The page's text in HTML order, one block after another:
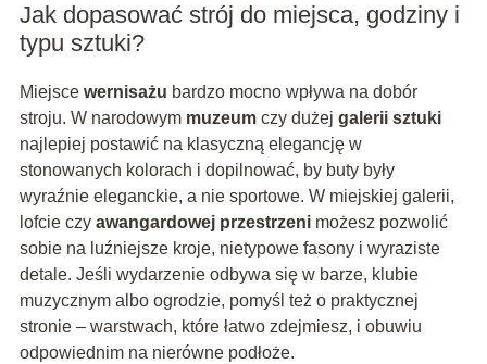
Jak dopasować strój do miejsca, godziny i
typu sztuki?
Miejsce wernisażu bardzo mocno wpływa na dobór
stroju. W narodowym muzeumczy dużej galerii sztuki
najlepiej postawić na klasyczną elegancję w
stonowanych kolorach i dopilnować, by buty były
wyraźnie eleganckie, a nie sportowe. W miejskiej galerii,
lofcie czy awangardowej przestrzenimożesz pozwolić
sobie na luźniejsze kroje, nietypowe fasony i wyraziste
detale. Jeśli wydarzenie odbywa się w barze, klubie
muzycznym albo ogrodzie, pomyśl też o praktycznej
stronie – warstwach, które łatwo zdejmiesz, i obuwiu
odpowiednim na nierówne podłoże.